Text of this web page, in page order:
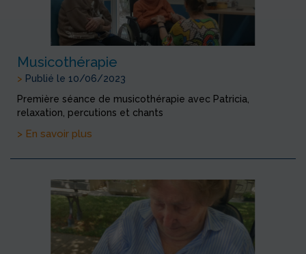
Musicothérapie
> Publié le 10/06/2023
Première séance de musicothérapie avec Patricia,
relaxation, percutions et chants
> En savoir plus